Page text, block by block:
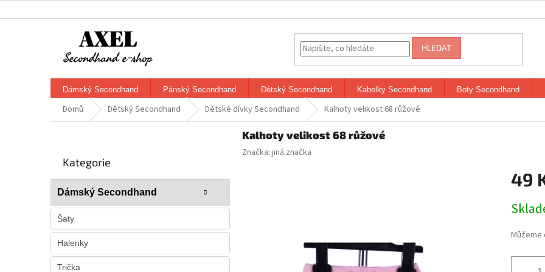
na
HLEDAT
Dámský Secondhand Pánský Secondhand Dětský Secondhand Kabelky Secondhand Boty Secondhand
Domů Dětský Secondhand Dětské dívky Secondhand Kalhoty velikost 68 růžové
r
n
í
a
kategorie
Kategorie
Dámský Secondhand
Šaty
Halenky
Trička
Kalhoty velikost 68 růžové
Značka: jiná značka
49
cena:
Můžeme